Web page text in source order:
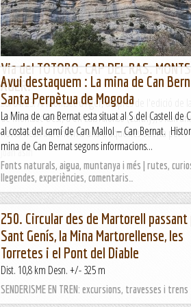
Via del TOTORO. CAP DEL RAS.
ÀGER.
26/04/23. Al Montsec d'Àger, després de l'edició de la
de Montsec Oest, d'en Luis Alfonso (Luichy), s'han
noves vies. Avui anem a una d'aquestes oberta per...
Joan asín
Avui destaquem : La mina de Can
Santa Perpètua de Mogoda
La Mina de can Bernat esta situat al S del Castell de
al costat del camí de Can Mallol – Can Bernat.
mina de Can Bernat segons informacions...
Fonts naturals, aigua, muntanya i més | rutes,
llegendes, experiències, comentaris…
250. Circular des de Martorell passant
Sant Genís, la Mina Martorellense, les
Torretes i el Pont del Diable
Dist. 10,8 km Desn. +/- 325 m
SENDERISME EN TREN: excursions, travesses i trens